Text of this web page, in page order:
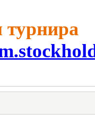
турнира